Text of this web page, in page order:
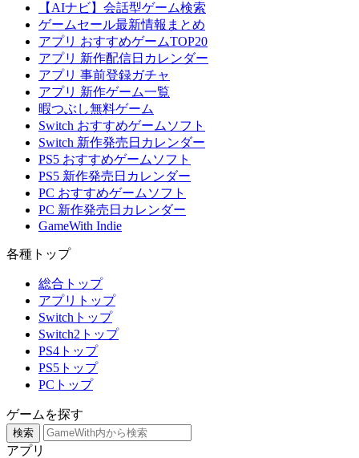
【AIナビ】会話型ゲーム検索
ゲームセール最新情報まとめ
アプリ おすすめゲームTOP20
アプリ 新作配信日カレンダー
アプリ 事前登録ガチャ
アプリ 新作ゲーム一覧
暇つぶし無料ゲーム
Switch おすすめゲームソフト
Switch 新作発売日カレンダー
PS5 おすすめゲームソフト
PS5 新作発売日カレンダー
PC おすすめゲームソフト
PC 新作発売日カレンダー
GameWith Indie
各種トップ
総合トップ
アプリトップ
Switchトップ
Switch2トップ
PS4トップ
PS5トップ
PCトップ
ゲームを探す
検索
アプリ